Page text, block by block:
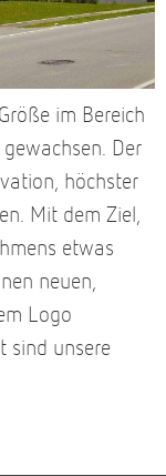
im Bereich
Der
höchster
Mit dem Ziel,
etwas
neuen,
Logo
sind unsere